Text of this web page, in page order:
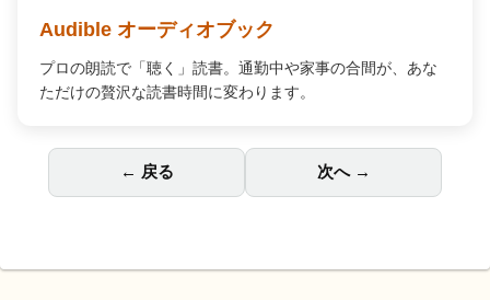
Audible オーディオブック
プロの朗読で「聴く」読書。通勤中や家事の合間が、あな
ただけの贅沢な読書時間に変わります。
← 戻る 次へ →